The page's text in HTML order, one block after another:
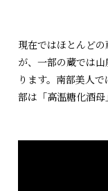
現在ではほとんど
が、一部の蔵では
ります。南部美人
部は「高温糖化酒母